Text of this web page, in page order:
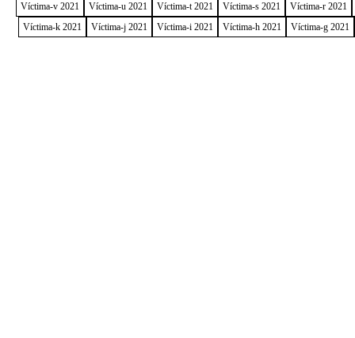
Víctima-v 2021
Víctima-u 2021 Víctima-t 2021 Víctima-s 2021
Víctima-r 2021
Víctima-k 2021
Víctima-j 2021 Víctima-i 2021 Víctima-h 2021 Víctima-g 2021